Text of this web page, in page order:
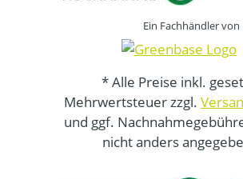
Ein Fachhändler von
* Alle Preise inkl.
Mehrwertsteuer zzgl.
und ggf.
nicht anders